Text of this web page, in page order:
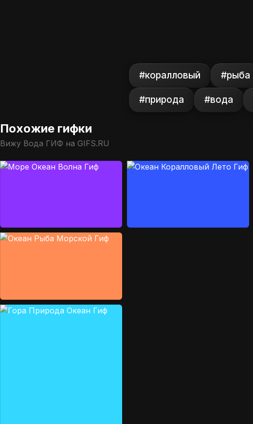
#коралловый #рыба
#природа #вода
Похожие гифки
Вижу Вода ГИФ на GIFS.RU